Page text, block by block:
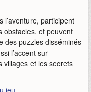
l’aventure, participent
obstacles, et peuvent
des puzzles disséminés
l’accent sur
villages et les secrets